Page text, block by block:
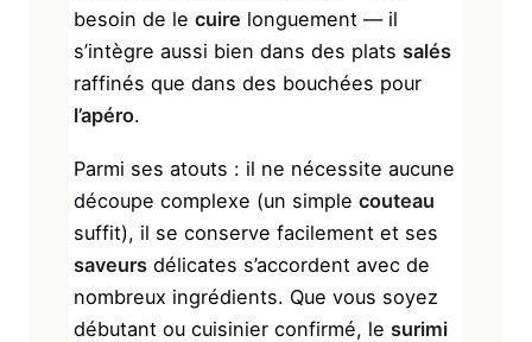
besoin de le cuire longuement — il
s’intègre aussi bien dans des plats salés
raffinés que dans des bouchées pour
l’apéro.
Parmi ses atouts : il ne nécessite aucune
découpe complexe (un simple couteau
suffit), il se conserve facilement et ses
saveurs délicates s’accordent avec de
nombreux ingrédients. Que vous soyez
débutant ou cuisinier confirmé, le surimi